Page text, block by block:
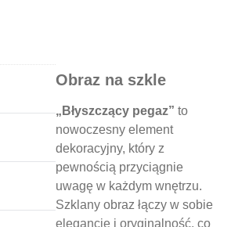
Obraz na szkle
„Błyszczący pegaz” to
nowoczesny element
dekoracyjny, który z
pewnością przyciągnie
uwagę w każdym wnętrzu.
Szklany obraz łączy w sobie
elegancję i oryginalność, co